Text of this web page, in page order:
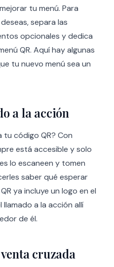
tu menú. Para
separa las
opcionales y dedica
QR. Aquí hay algunas
tu nuevo menú sea un
a la acción
tu código QR? Con
está accesible y solo
lo escaneen y tomen
saber qué esperar
ya incluye un logo en el
a la acción allí
de él.
cruzada